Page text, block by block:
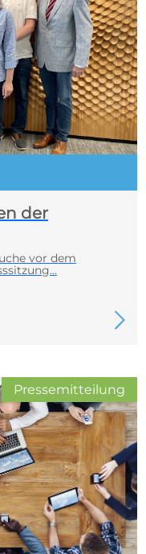
der
vor dem
Pressemitteilung